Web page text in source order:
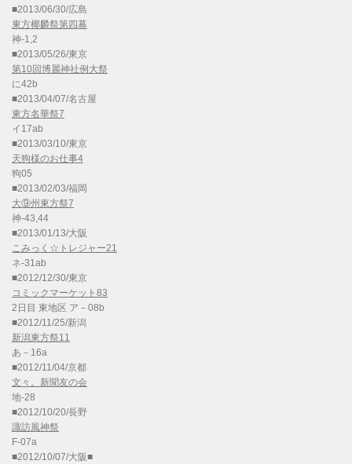
■2013/06/30/広島
東方椰麟祭第四幕
神-1,2
■2013/05/26/東京
第10回博麗神社例大祭
に42b
■2013/04/07/名古屋
東方名華祭7
イ17ab
■2013/03/10/東京
天狗様のお仕事4
狗05
■2013/02/03/福岡
大⑨州東方祭7
神-43,44
■2013/01/13/大阪
こみっく☆トレジャー21
ネ-31ab
■2012/12/30/東京
コミックマーケット83
2日目 東地区 ア－08b
■2012/11/25/新潟
新潟東方祭11
あ－16a
■2012/11/04/京都
文々。新聞友の会
地-28
■2012/10/20/長野
諏訪風神祭
F-07a
■2012/10/07/大阪■